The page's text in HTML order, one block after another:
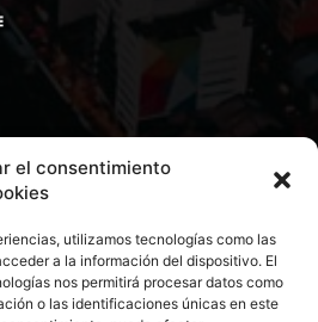
el consentimiento
utilizamos tecnologías como las
a la información del dispositivo. El
nos permitirá procesar datos como
o las identificaciones únicas en este